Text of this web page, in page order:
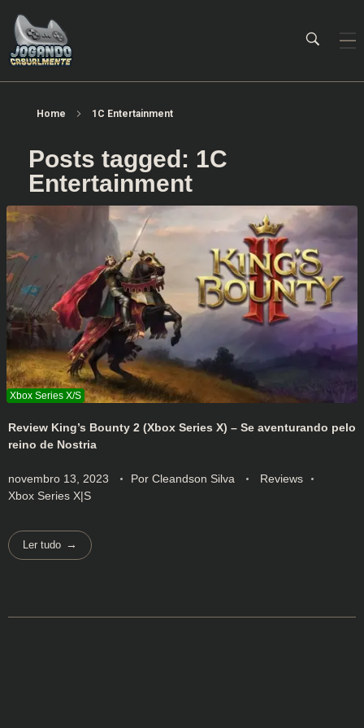
Home 1C Entertainment
Posts tagged: 1C
Entertainment
Review King’s Bounty 2 (Xbox Series X) – Se aventurando pelo
reino de Nostria
novembro 13, 2023 Por Cleandson Silva
Reviews
Xbox Series X|S
Ler tudo